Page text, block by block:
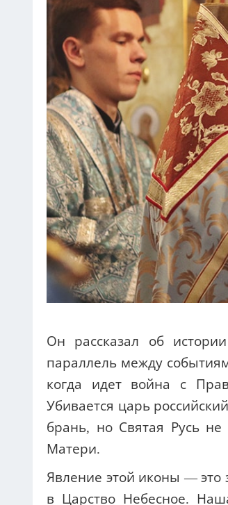
Он рассказал об
параллель между
когда идет война с
Убивается царь
брань, но Святая Русь не
Матери.
Явление этой иконы —
в Царство Небесное.